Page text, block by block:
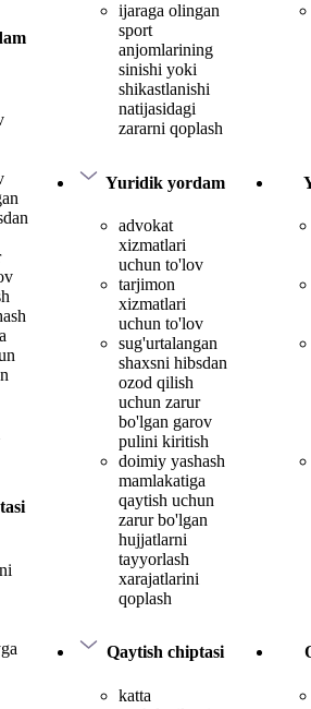
ijaraga olingan
sport
anjomlarining
sinishi yoki
shikastlanishi
natijasidagi
zararni qoplash
Yuridik yordam
advokat
xizmatlari
uchun to'lov
tarjimon
xizmatlari
uchun to'lov
sug'urtalangan
shaxsni hibsdan
ozod qilish
uchun zarur
bo'lgan garov
pulini kiritish
doimiy yashash
mamlakatiga
qaytish uchun
zarur bo'lgan
hujjatlarni
tayyorlash
xarajatlarini
qoplash
Qaytish chiptasi
katta